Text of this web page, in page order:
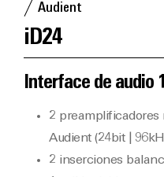
Audient
iD24
Interface de audio
2 preamplificadores
Audient (24bit |
2 inserciones